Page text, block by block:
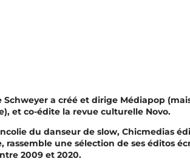
Schweyer a créé et dirige Médiapop
et co-édite la revue culturelle Novo.
du danseur de slow, Chicmedias
rassemble une sélection de ses éditos
2009 et 2020.